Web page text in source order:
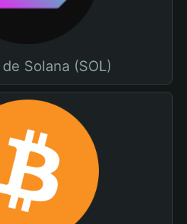
Solana (SOL)